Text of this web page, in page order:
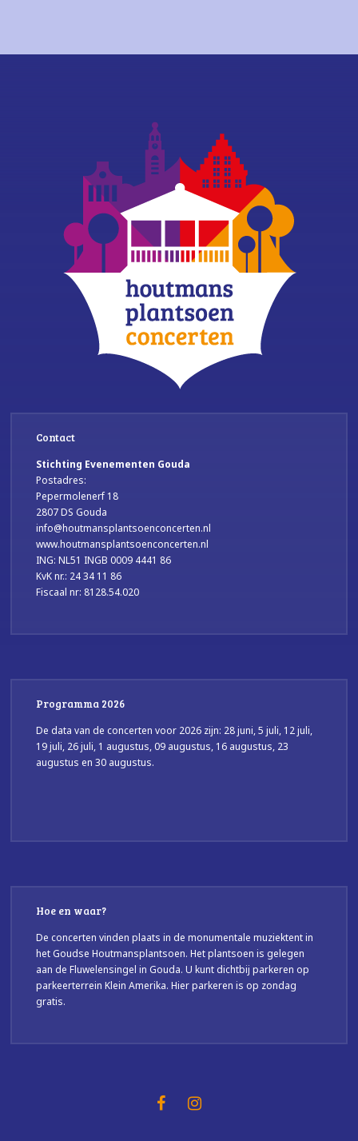
Contact
Stichting Evenementen Gouda
Postadres:
Pepermolenerf 18
2807 DS Gouda
info@houtmansplantsoenconcerten.nl
www.houtmansplantsoenconcerten.nl
ING: NL51 INGB 0009 4441 86
KvK nr.: 24 34 11 86
Fiscaal nr: 8128.54.020
Programma 2026
De data van de concerten voor 2026 zijn: 28 juni, 5 juli, 12 juli,
19 juli, 26 juli, 1 augustus, 09 augustus, 16 augustus, 23
augustus en 30 augustus.
Hoe en waar?
De concerten vinden plaats in de monumentale muziektent in
het Goudse Houtmansplantsoen. Het plantsoen is gelegen
aan de Fluwelensingel in Gouda. U kunt dichtbij parkeren op
parkeerterrein Klein Amerika. Hier parkeren is op zondag
gratis.